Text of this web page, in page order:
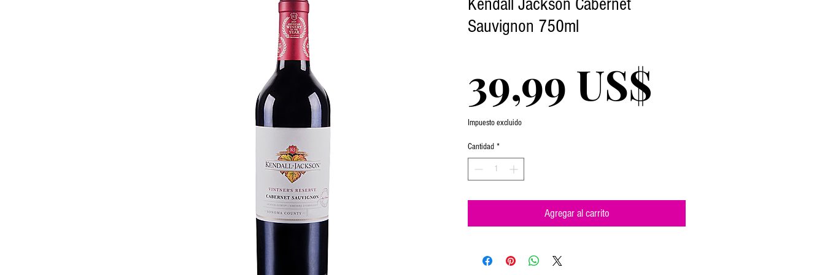
Kendall Jackson Cabernet
Sauvignon 750ml
39,99 US$
Impuesto excluido
Cantidad *
Agregar al carrito